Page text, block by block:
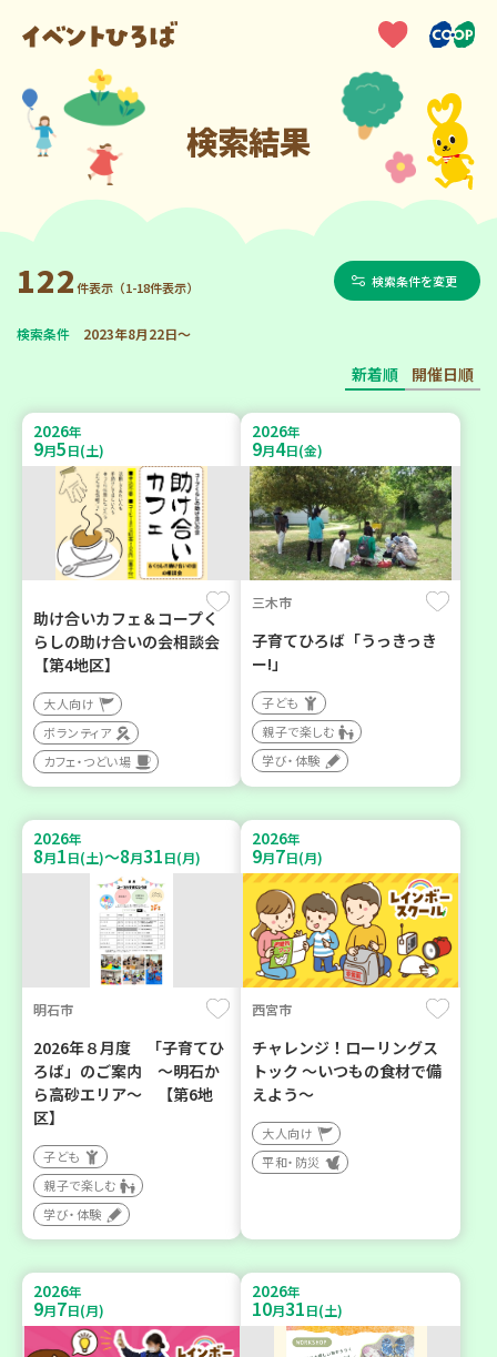
検索結果
122件表示（1-18件表示） 検索条件を変更
検索条件 2023年8月22日～
新着順 開催日順
2026年
9月5日(土)
助け合いカフェ＆コープく
らしの助け合いの会相談会
【第4地区】
大人向け
ボランティア
カフェ・つどい場
2026年
9月4日(金)
三木市
子育てひろば「うっきっき
ー!」
子ども
親子で楽しむ
学び・体験
2026年
8月1日(土)～8月31日(月)
明石市
2026年８月度 「子育てひ
ろば」のご案内 ～明石か
ら高砂エリア～ 【第6地
区】
子ども
親子で楽しむ
学び・体験
2026年
9月7日(月)
西宮市
チャレンジ！ローリングス
トック ～いつもの食材で備
えよう～
大人向け
平和・防災
2026年
9月7日(月)
2026年
10月31日(土)